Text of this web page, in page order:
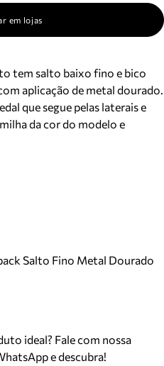
em lojas
tem salto baixo fino e bico
aplicação de metal dourado.
que segue pelas laterais e
da cor do modelo e
Salto Fino Metal Dourado
ideal? Fale com nossa
e descubra!